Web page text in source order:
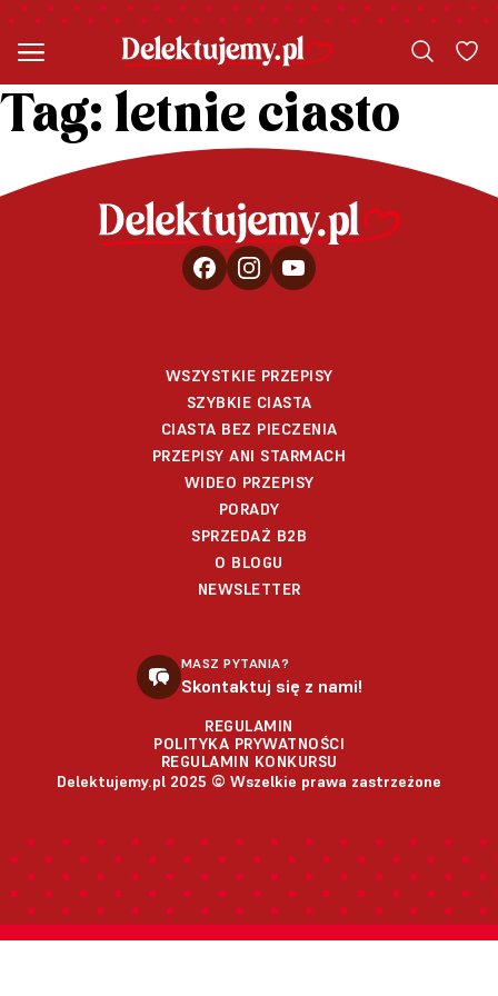
Tag: letnie ciasto
WSZYSTKIE PRZEPISY
SZYBKIE CIASTA
CIASTA BEZ PIECZENIA
PRZEPISY ANI STARMACH
WIDEO PRZEPISY
PORADY
SPRZEDAŻ B2B
O BLOGU
NEWSLETTER
MASZ PYTANIA?
Skontaktuj się z nami!
REGULAMIN
POLITYKA PRYWATNOŚCI
REGULAMIN KONKURSU
Delektujemy.pl 2025 © Wszelkie prawa zastrzeżone